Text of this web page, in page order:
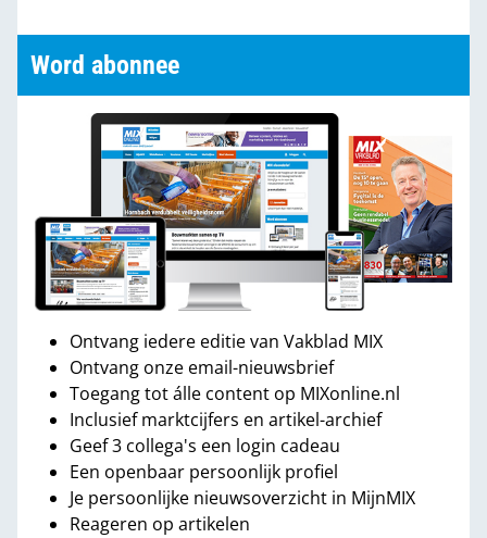
Word abonnee
Ontvang iedere editie van Vakblad MIX
Ontvang onze email-nieuwsbrief
Toegang tot álle content op MIXonline.nl
Inclusief marktcijfers en artikel-archief
Geef 3 collega's een login cadeau
Een openbaar persoonlijk profiel
Je persoonlijke nieuwsoverzicht in MijnMIX
Reageren op artikelen